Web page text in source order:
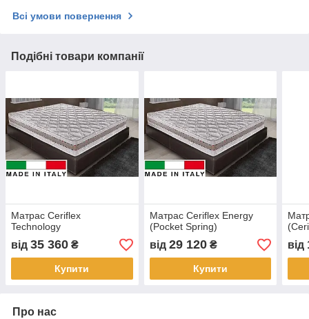
Всі умови повернення
Подібні товари компанії
Матрас Ceriflex
Technology
від 35 360 ₴
Купити
Матрас Ceriflex Energy
(Pocket Spring)
від 29 120₴
Купити
від
Про нас